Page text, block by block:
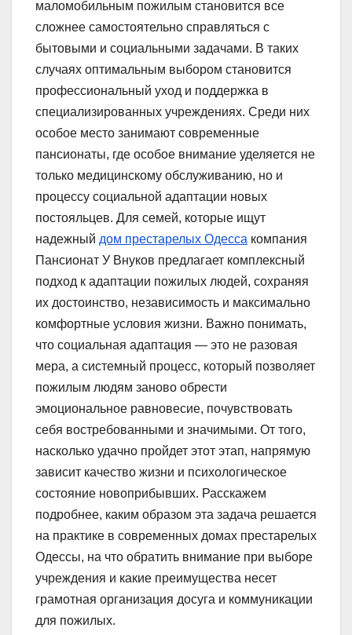
маломобильным пожилым становится все
сложнее самостоятельно справляться с
бытовыми и социальными задачами. В таких
случаях оптимальным выбором становится
профессиональный уход и поддержка в
специализированных учреждениях. Среди них
особое место занимают современные
пансионаты, где особое внимание уделяется не
только медицинскому обслуживанию, но и
процессу социальной адаптации новых
постояльцев. Для семей, которые ищут
надежный дом престарелых Одесса компания
Пансионат У Внуков предлагает комплексный
подход к адаптации пожилых людей, сохраняя
их достоинство, независимость и максимально
комфортные условия жизни. Важно понимать,
что социальная адаптация — это не разовая
мера, а системный процесс, который позволяет
пожилым людям заново обрести
эмоциональное равновесие, почувствовать
себя востребованными и значимыми. От того,
насколько удачно пройдет этот этап, напрямую
зависит качество жизни и психологическое
состояние новоприбывших. Расскажем
подробнее, каким образом эта задача решается
на практике в современных домах престарелых
Одессы, на что обратить внимание при выборе
учреждения и какие преимущества несет
грамотная организация досуга и коммуникации
для пожилых.